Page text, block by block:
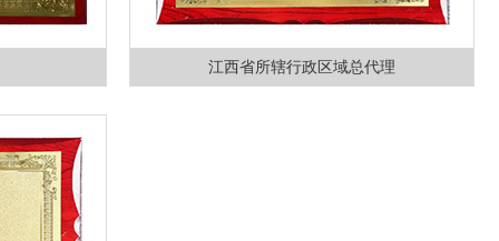
江西省所辖行政区域总代理